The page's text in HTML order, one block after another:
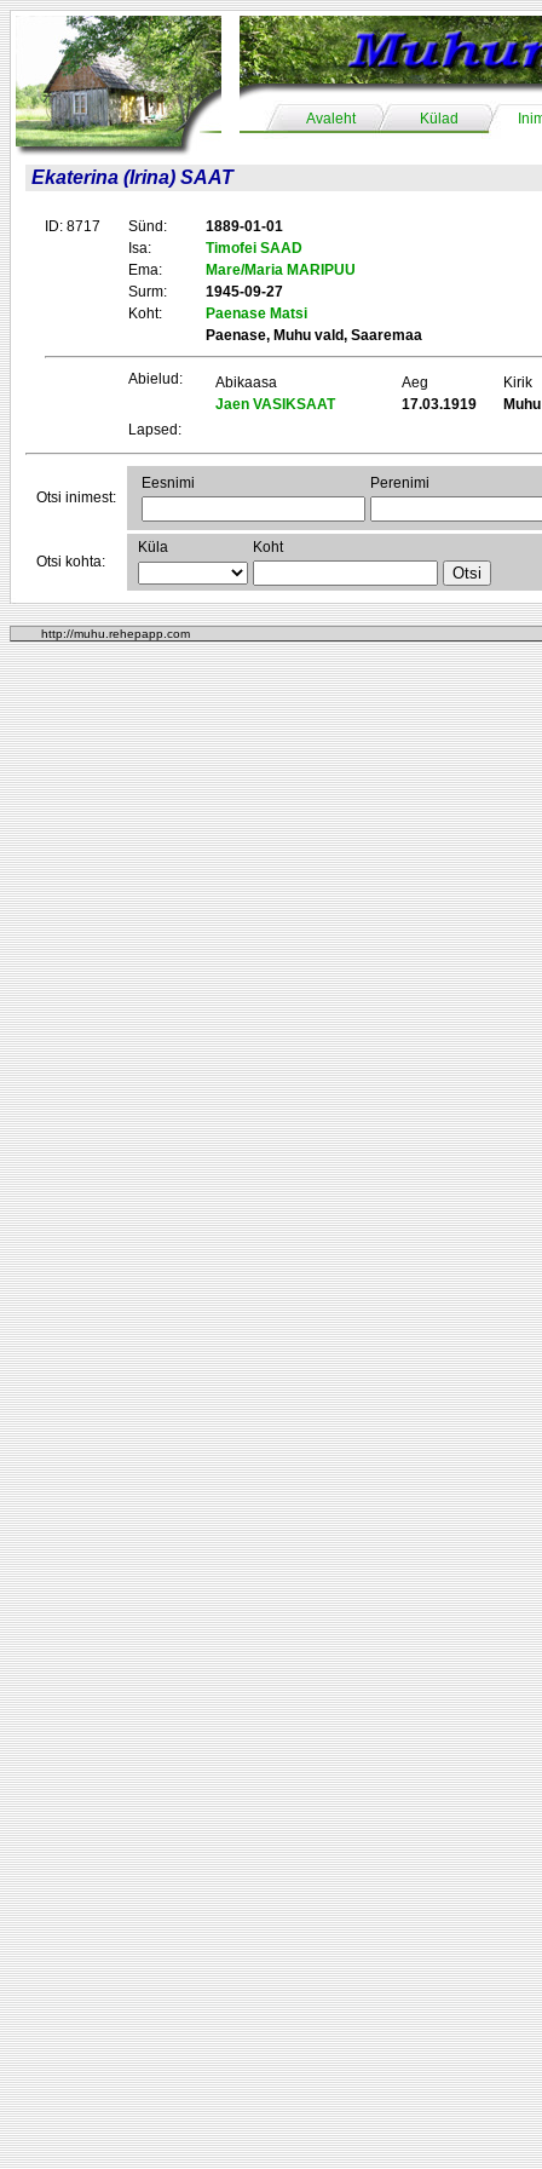
Avaleht Külad
Ekaterina (Irina) SAAT
ID: 8717 Sünd:
1889-01-01
Isa:
Timofei SAAD
Ema:
Mare/Maria MARIPUU
Surm:
1945-09-27
Koht:
Paenase Matsi
Paenase, Muhu vald, Saaremaa
Abielud: Abikaasa Aeg
Kirik
Jaen VASIKSAAT
17.03.1919
Muhu
Lapsed:
Otsi inimest:
Eesnimi Perenimi
Otsi kohta:
Küla Koht
http://muhu.rehepapp.com